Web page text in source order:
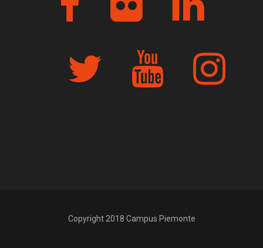
Copyright 2018 Campus Piemonte